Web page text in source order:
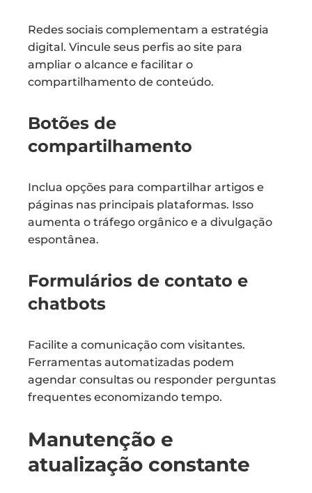
Redes sociais complementam a estratégia
digital. Vincule seus perfis ao site para
ampliar o alcance e facilitar o
compartilhamento de conteúdo.
Botões de
compartilhamento
Inclua opções para compartilhar artigos e
páginas nas principais plataformas. Isso
aumenta o tráfego orgânico e a divulgação
espontânea.
Formulários de contato e
chatbots
Facilite a comunicação com visitantes.
Ferramentas automatizadas podem
agendar consultas ou responder perguntas
frequentes economizando tempo.
Manutenção e
atualização constante